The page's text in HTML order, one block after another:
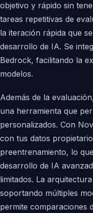
objetivo y rápido sin
tareas repetitivas de
la iteración rápida que
desarrollo de IA. Se
Bedrock, facilitando la
modelos.
Además de la
una herramienta que
personalizados. Con
con tus datos
preentrenamiento, lo
desarrollo de IA
limitados. La
soportando múltiples
permite comparaciones